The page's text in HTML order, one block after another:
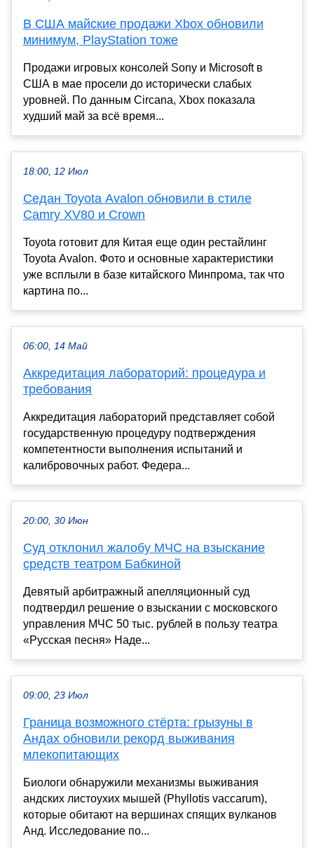
В США майские продажи Xbox обновили
минимум, PlayStation тоже
Продажи игровых консолей Sony и Microsoft в
США в мае просели до исторически слабых
уровней. По данным Circana, Xbox показала
худший май за всё время...
18:00, 12 Июл
Седан Toyota Avalon обновили в стиле
Camry XV80 и Crown
Toyota готовит для Китая еще один рестайлинг
Toyota Avalon. Фото и основные характеристики
уже всплыли в базе китайского Минпрома, так что
картина по...
06:00, 14 Май
Аккредитация лабораторий: процедура и
требования
Аккредитация лабораторий представляет собой
государственную процедуру подтверждения
компетентности выполнения испытаний и
калибровочных работ. Федера...
20:00, 30 Июн
Суд отклонил жалобу МЧС на взыскание
средств театром Бабкиной
Девятый арбитражный апелляционный суд
подтвердил решение о взыскании с московского
управления МЧС 50 тыс. рублей в пользу театра
«Русская песня» Наде...
09:00, 23 Июл
Граница возможного стёрта: грызуны в
Андах обновили рекорд выживания
млекопитающих
Биологи обнаружили механизмы выживания
андских листоухих мышей (Phyllotis vaccarum),
которые обитают на вершинах спящих вулканов
Анд. Исследование по...